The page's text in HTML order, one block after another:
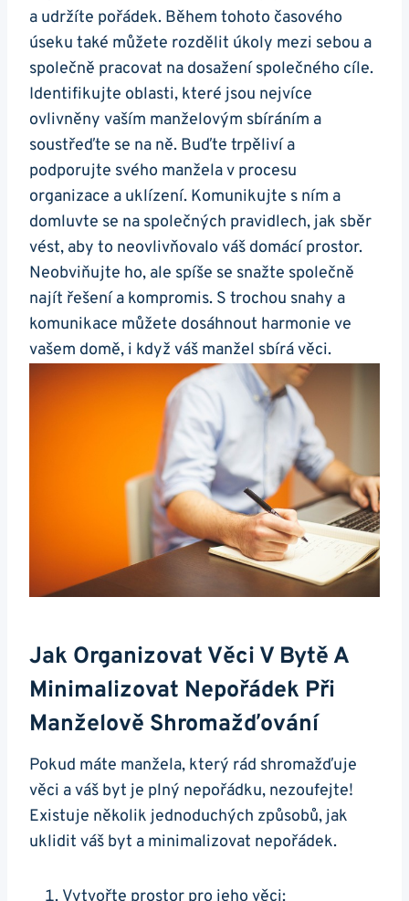
a udržíte pořádek. Během tohoto časového
úseku také můžete rozdělit úkoly mezi sebou a
společně pracovat na dosažení společného cíle.
Identifikujte oblasti, které jsou nejvíce
ovlivněny vaším manželovým sbíráním a
soustřeďte se na ně. Buďte trpěliví a
podporujte svého manžela v procesu
organizace a uklízení. Komunikujte s ním a
domluvte se na společných pravidlech, jak sběr
vést, aby to neovlivňovalo váš domácí prostor.
Neobviňujte ho, ale spíše se snažte společně
najít řešení a kompromis. S trochou snahy a
komunikace můžete dosáhnout harmonie ve
vašem domě, i když váš manžel sbírá věci.
Jak Organizovat Věci V Bytě A
Minimalizovat Nepořádek Při
Manželově Shromažďování
Pokud máte manžela, který rád shromažďuje
věci a váš byt je plný nepořádku, nezoufejte!
Existuje několik jednoduchých způsobů, jak
uklidit váš byt a minimalizovat nepořádek.